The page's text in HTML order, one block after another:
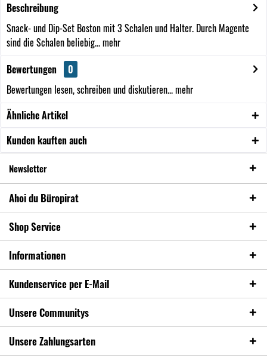
Beschreibung
Snack- und Dip-Set Boston mit 3 Schalen und Halter. Durch Magente
sind die Schalen beliebig...mehr
Bewertungen
0
Bewertungen lesen, schreiben und diskutieren...mehr
Ähnliche Artikel
Kunden kauften auch
Newsletter
Ahoi du Büropirat
Shop Service
Informationen
Kundenservice per E-Mail
Unsere Communitys
Unsere Zahlungsarten